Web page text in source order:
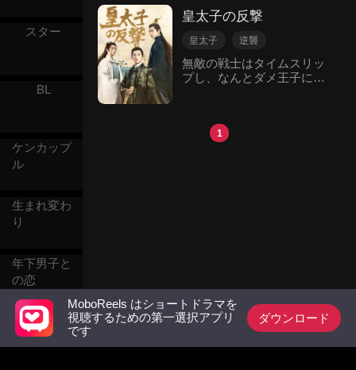
スター
BL
ケンカップ
ル
生まれ変わ
り
年下男子と
の恋
軍神
が順位を決め、敗者には神
罰。拒絶には天災。弱者に
居場所はない、神話が現実
を裁く戦場。だが、この世
界が失った神話を、俺は知
っている。斉天大聖、関聖
秩序は揺らぎ始める。
し出す極上の寝取られ亭主
として生まれ変わってしま
う。「もう、こんな人生は
で形勢を逆転させる。勅命
で家宅捜索を執行し、銀貨
オ・デチャンを斬首し、傲
慢な皇太后に自ら平手打ち
は天下を見下ろす――。
「俺は皇帝になりたくなか
悪くない。」
皇太子の反撃
皇太子
逆襲
異世界転生
無敵の戦士はタイムスリッ
プし、なんとダメ王子にな
1
MoboReels はショートドラマを
視聴するための第一選択アプリ
です
ダウンロード